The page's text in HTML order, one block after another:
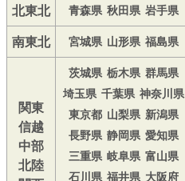
北東北
青森県 秋田県 岩手県
南東北
宮城県 山形県 福島県
関東
信越
中部
北陸
茨城県 栃木県 群馬県
埼玉県 千葉県 神奈川県
東京都 山梨県 新潟県
長野県 静岡県 愛知県
三重県 岐阜県 富山県
石川県 福井県 大阪府